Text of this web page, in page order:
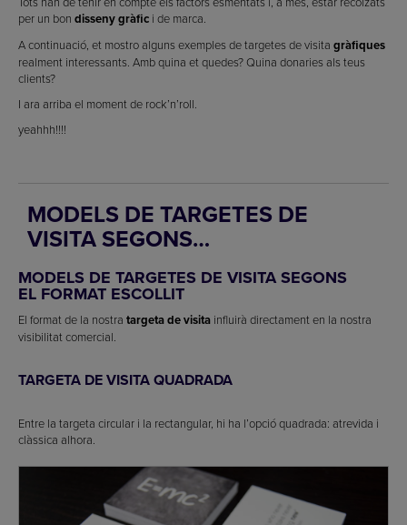
per un bon disseny gràfic i de marca.
A continuació, et mostro alguns exemples de targetes de visita gràfiques
realment interessants. Amb quina et quedes? Quina donaries als teus
clients?
I ara arriba el moment de rock’n’roll.
yeahhh!!!!
MODELS DE TARGETES DE
VISITA SEGONS…
MODELS DE TARGETES DE VISITASEGONS
EL FORMAT ESCOLLIT
El format de la nostra targeta de visita influirà directament en la nostra
visibilitat comercial.
TARGETA DE VISITA QUADRADA
Entre la targeta circular i la rectangular, hi ha l’opció quadrada: atrevida i
clàssica alhora.